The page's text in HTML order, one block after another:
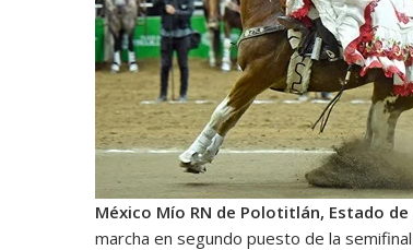
México Mío RN de Polotitlán, Estado de
marcha en segundo puesto de la